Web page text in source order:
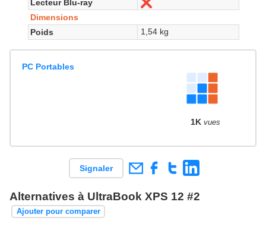
Lecteur Blu-ray
Dimensions
Poids
1,54 kg
PC Portables
1K vues
Signaler
Alternatives à UltraBook XPS 12 #2
Ajouter pour comparer